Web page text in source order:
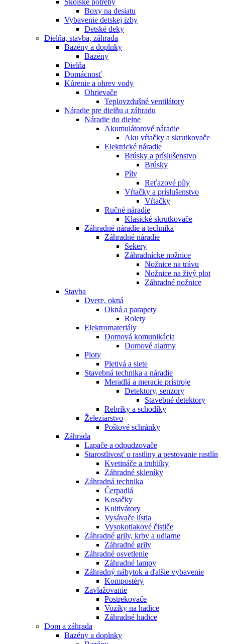
Školské potreby
Boxy na desiatu
Vybavenie detskej izby
Detské deky
Dielňa, stavba, záhrada
Bazény a doplnky
Bazény
Dielňa
Domácnosť
Kúrenie a ohrev vody
Ohrievače
Teplovzdušné ventilátory
Náradie pre dielňu a záhradu
Náradie do dielne
Akumulátorové náradie
Aku vŕtačky a skrutkovače
Elektrické náradie
Brúsky a príslušenstvo
Brúsky
Píly
Reťazové píly
Vŕtačky a príslušenstvo
Vŕtačky
Ručné náradie
Klasické skrutkovače
Záhradné náradie a technika
Záhradné náradie
Sekery
Záhradnícke nožnice
Nožnice na trávu
Nožnice na živý plot
Záhradné nožnice
Stavba
Dvere, okná
Okná a parapety
Rolety
Elektromateriály
Domová komunikácia
Domové alarmy
Ploty
Pletivá a siete
Stavebná technika a náradie
Meradlá a meracie prístroje
Detektory, senzory
Stavebné detektory
Rebríky a schodíky
Železiarstvo
Poštové schránky
Záhrada
Lapače a odpudzovače
Starostlivosť o rastliny a pestovanie rastlín
Kvetináče a truhlíky
Záhradné skleníky
Záhradná technika
Čerpadlá
Kosačky
Kultivátory
Vysávače lístia
Vysokotlakové čističe
Záhradné grily, krby a udiarne
Záhradné grily
Záhradné osvetlenie
Záhradné lampy
Záhradný nábytok a ďalšie vybavenie
Kompostéry
Zavlažovanie
Postrekovače
Vozíky na hadice
Záhradné hadice
Dom a záhrada
Bazény a doplnky